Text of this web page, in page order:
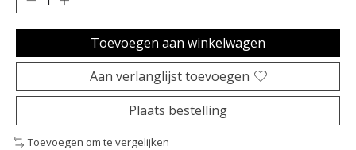
Toevoegen aan winkelwagen
Aan verlanglijst toevoegen
Plaats bestelling
Toevoegen om te vergelijken